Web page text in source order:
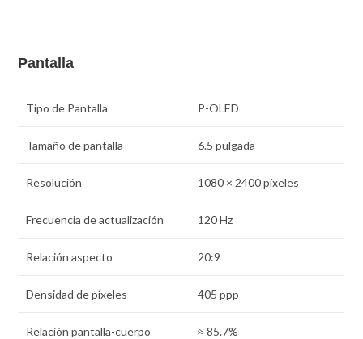
Pantalla
Tipo de Pantalla P-OLED
Tamaño de pantalla 6.5 pulgada
Resolución 1080 × 2400 píxeles
Frecuencia de actualización 120 Hz
Relación aspecto 20:9
Densidad de pí­xeles 405 ppp
Relación pantalla-cuerpo ≈ 85.7%